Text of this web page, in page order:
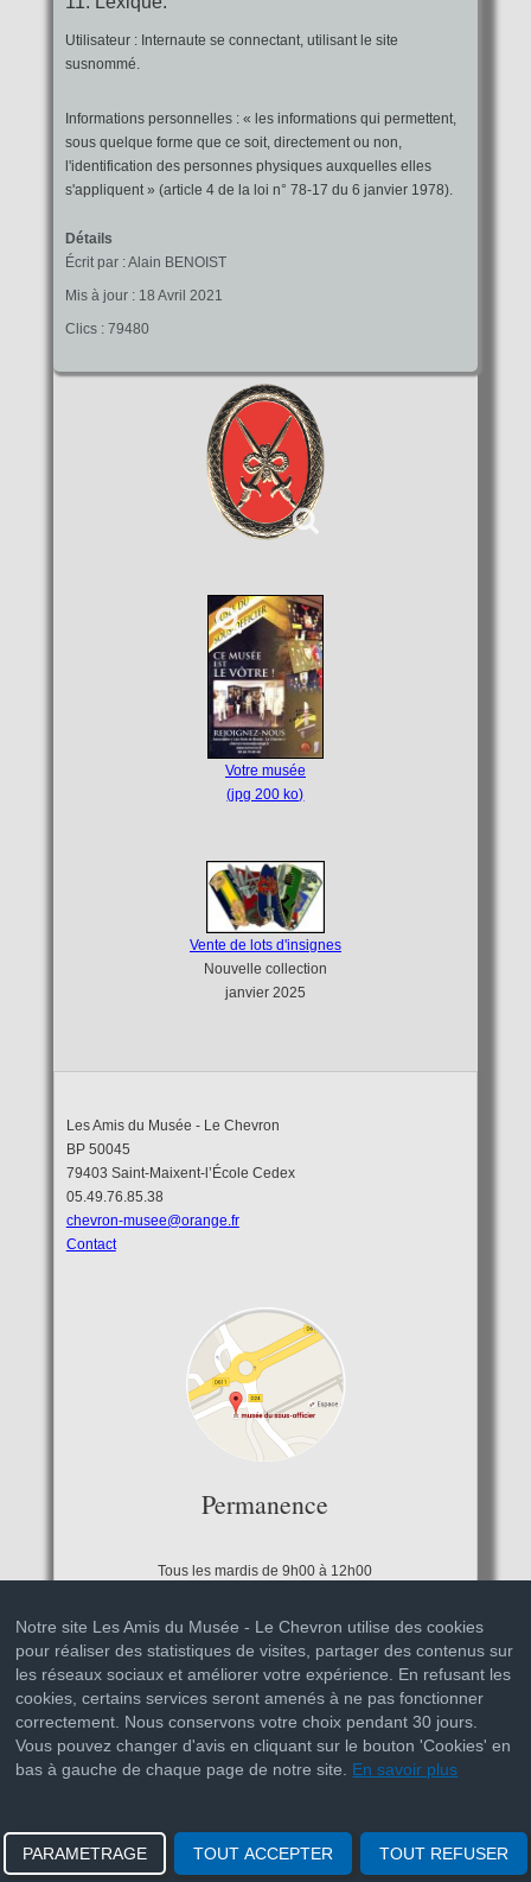
Utilisateur : Internaute se connectant, utilisant le site
susnommé.
Informations personnelles : « les informations qui permettent,
sous quelque forme que ce soit, directement ou non,
l'identification des personnes physiques auxquelles elles
s'appliquent » (article 4 de la loi n° 78-17 du 6 janvier 1978).
Détails
Écrit par :Alain BENOIST
Mis à jour : 18 Avril 2021
Clics : 79480
Votre musée
(jpg 200 ko)
Vente de lots d'insignes
Nouvelle collection
janvier 2025
Les Amis du Musée - Le Chevron
BP 50045
79403 Saint-Maixent-l’École Cedex
05.49.76.85.38
chevron-musee@orange.fr
Contact
Permanence
Tous les mardis de 9h00 à 12h00
Mentions légales
Notre site Les Amis du Musée - Le Chevron utilise des cookies
pour réaliser des statistiques de visites, partager des contenus sur
les réseaux sociaux et améliorer votre expérience. En refusant les
cookies, certains services seront amenés à ne pas fonctionner
correctement. Nous conservons votre choix pendant 30 jours.
Vous pouvez changer d'avis en cliquant sur le bouton 'Cookies' en
bas à gauche de chaque page de notre site. En savoir plus
PARAMETRAGE TOUT ACCEPTER TOUT REFUSER